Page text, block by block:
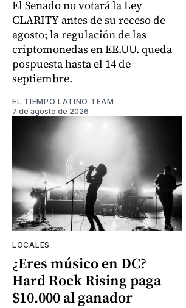
El Senado no votará la Ley
CLARITY antes de su receso de
agosto; la regulación de las
criptomonedas en EE.UU. queda
pospuesta hasta el 14 de
septiembre.
EL TIEMPO LATINO TEAM
7 de agosto de 2026
LOCALES
¿Eres músico en DC?
Hard Rock Rising paga
$10.000 al ganador